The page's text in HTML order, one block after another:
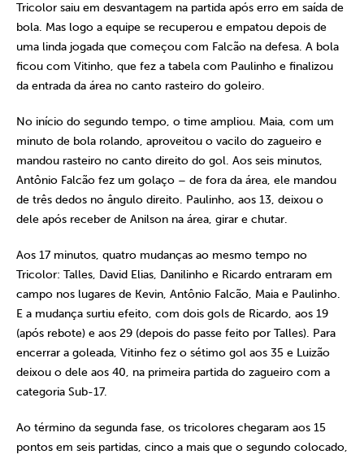
Tricolor saiu em desvantagem na partida após erro em saída de
bola. Mas logo a equipe se recuperou e empatou depois de
uma linda jogada que começou com Falcão na defesa. A bola
ficou com Vitinho, que fez a tabela com Paulinho e finalizou
da entrada da área no canto rasteiro do goleiro.
No início do segundo tempo, o time ampliou. Maia, com um
minuto de bola rolando, aproveitou o vacilo do zagueiro e
mandou rasteiro no canto direito do gol. Aos seis minutos,
Antônio Falcão fez um golaço – de fora da área, ele mandou
de três dedos no ângulo direito. Paulinho, aos 13, deixou o
dele após receber de Anilson na área, girar e chutar.
Aos 17 minutos, quatro mudanças ao mesmo tempo no
Tricolor: Talles, David Elias, Danilinho e Ricardo entraram em
campo nos lugares de Kevin, Antônio Falcão, Maia e Paulinho.
E a mudança surtiu efeito, com dois gols de Ricardo, aos 19
(após rebote) e aos 29 (depois do passe feito por Talles). Para
encerrar a goleada, Vitinho fez o sétimo gol aos 35 e Luizão
deixou o dele aos 40, na primeira partida do zagueiro com a
categoria Sub-17.
Ao término da segunda fase, os tricolores chegaram aos 15
pontos em seis partidas, cinco a mais que o segundo colocado,